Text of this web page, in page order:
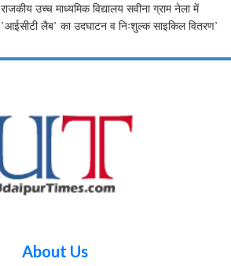
राजकीय उच्च माध्यमिक विद्यालय सवीना ग्राम नेला में
’आईसीटी लैब’ का उदघाटन व निःशुल्क साइकिल वितरण’
समाजसेवी विवेक कटारा के मुख्य आतिथ्य में आयोजित हुआ
About Us